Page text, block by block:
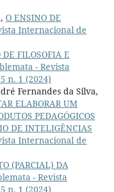
O ENSINO DE
Internacional de
FILOSOFIA E
- Revista
n. 1 (2024)
Fernandes da Silva,
ELABORAR UM
PEDAGÓGICOS
DE INTELIGÊNCIAS
Internacional de
(PARCIAL) DA
- Revista
n. 1 (2024)